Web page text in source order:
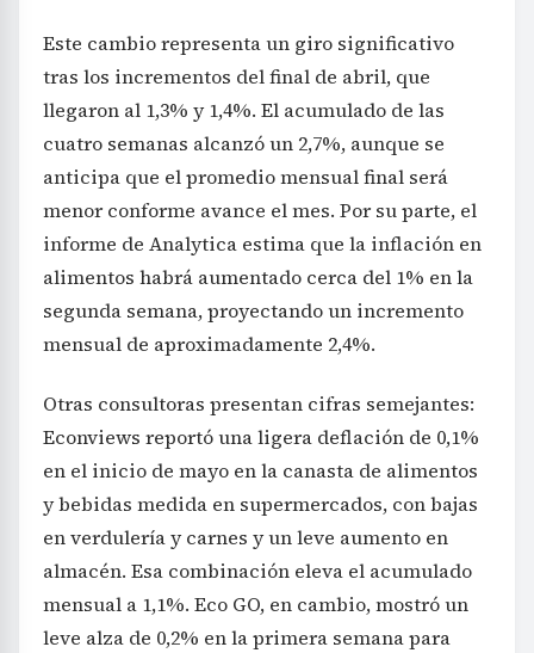
Este cambio representa un giro significativo
tras los incrementos del final de abril, que
llegaron al 1,3% y 1,4%. El acumulado de las
cuatro semanas alcanzó un 2,7%, aunque se
anticipa que el promedio mensual final será
menor conforme avance el mes. Por su parte, el
informe de Analytica estima que la inflación en
alimentos habrá aumentado cerca del 1% en la
segunda semana, proyectando un incremento
mensual de aproximadamente 2,4%.
Otras consultoras presentan cifras semejantes:
Econviews reportó una ligera deflación de 0,1%
en el inicio de mayo en la canasta de alimentos
y bebidas medida en supermercados, con bajas
en verdulería y carnes y un leve aumento en
almacén. Esa combinación eleva el acumulado
mensual a 1,1%. Eco GO, en cambio, mostró un
leve alza de 0,2% en la primera semana para